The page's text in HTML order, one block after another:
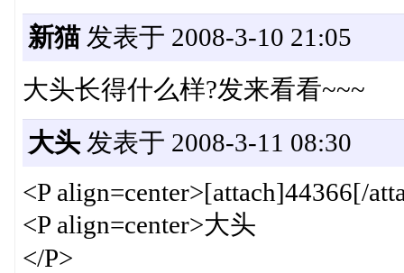
新猫发表于 2008-3-10 21:05
大头长得什么样?发来看看~~~
大头发表于 2008-3-11 08:30
<P align=center>[attach]44366[/
<P align=center>大头
</P>